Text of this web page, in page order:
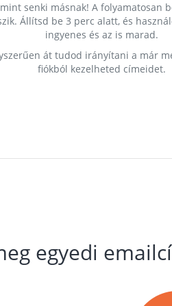
senki másnak! A folyamatosan
Állítsd be 3 perc alatt, és
ingyenes és az is marad.
át tudod irányítani a már
fiókból kezelheted címeidet.
egyedi